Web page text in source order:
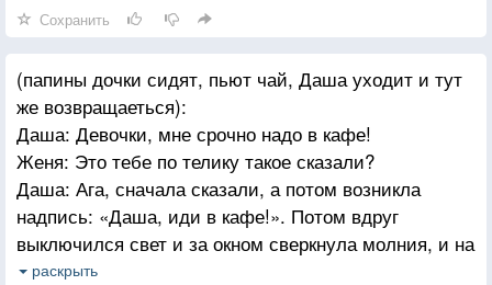
Сохранить
(папины дочки сидят, пьют чай, Даша уходит и тут
же возвращаеться):
Даша: Девочки, мне срочно надо в кафе!
Женя: Это тебе по телику такое сказали?
Даша: Ага, сначала сказали, а потом возникла
надпись: «Даша, иди в кафе!». Потом вдруг
выключился свет и за окном сверкнула молния, и на
потолке появилась эта же надпись!
раскрыть